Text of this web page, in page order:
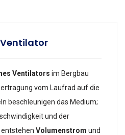
Ventilators im Bergbau
vom Laufrad auf die
beschleunigen das Medium;
und der
Volumenstrom und